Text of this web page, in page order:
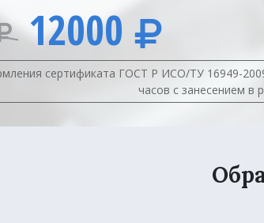
12000
сертификата ГОСТ Р ИСО/ТУ 16949-
часов с занесением в